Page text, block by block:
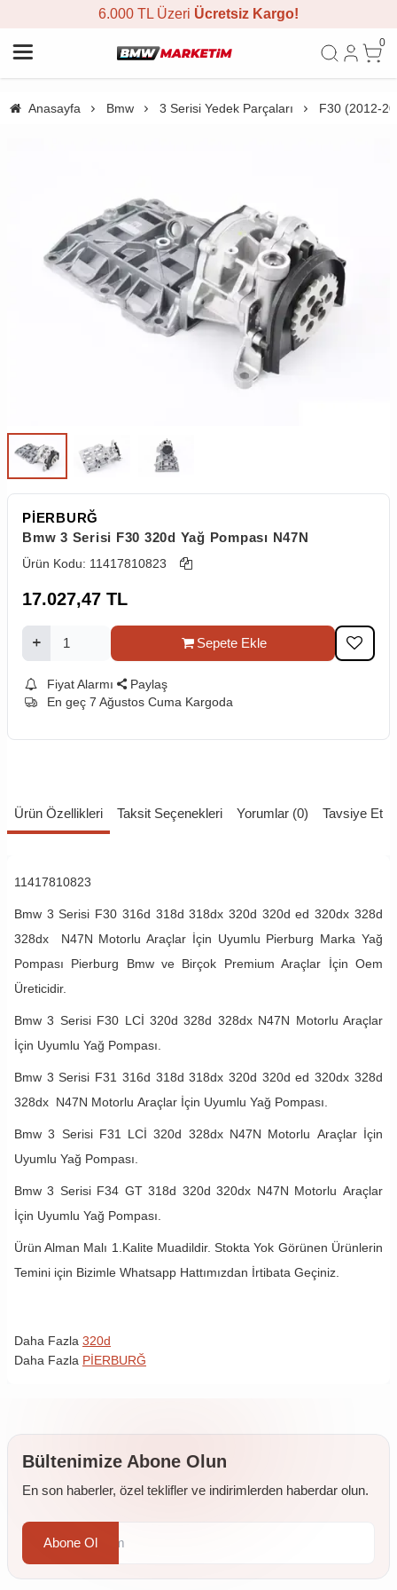
6.000 TL Üzeri Ücretsiz Kargo!
0
Anasayfa Bmw 3 Serisi Yedek Parçaları F30 (2012-
PİERBURĞ
Bmw 3 Serisi F30 320d Yağ Pompası N47N
Ürün Kodu: 11417810823
17.027,47 TL
Sepete Ekle
Fiyat Alarmı
Paylaş
En geç 7 Ağustos Cuma Kargoda
Ürün Özellikleri Taksit Seçenekleri Yorumlar (0) Tavsiye Et
11417810823
Bmw 3 Serisi F30 316d 318d 318dx 320d 320d ed 320dx 328d
328dx N47N Motorlu Araçlar İçin Uyumlu Pierburg Marka Yağ
Pompası Pierburg Bmw ve Birçok Premium Araçlar İçin Oem
Üreticidir.
Bmw 3 Serisi F30 LCİ 320d 328d 328dx N47N Motorlu Araçlar
İçin Uyumlu Yağ Pompası.
Bmw 3 Serisi F31 316d 318d 318dx 320d 320d ed 320dx 328d
328dx N47N Motorlu Araçlar İçin Uyumlu Yağ Pompası.
Bmw 3 Serisi F31 LCİ 320d 328dx N47N Motorlu Araçlar İçin
Uyumlu Yağ Pompası.
Bmw 3 Serisi F34 GT 318d 320d 320dx N47N Motorlu Araçlar
İçin Uyumlu Yağ Pompası.
Ürün Alman Malı 1.Kalite Muadildir. Stokta Yok Görünen Ürünlerin
Temini için Bizimle Whatsapp Hattımızdan İrtibata Geçiniz.
Daha Fazla 320d
Daha Fazla PİERBURĞ
Bültenimize Abone Olun
En son haberler, özel teklifler ve indirimlerden haberdar olun.
Abone Ol